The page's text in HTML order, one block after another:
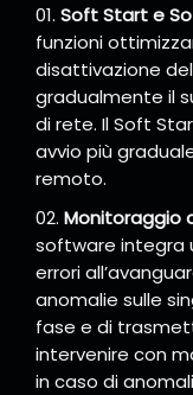
Soft Start e
funzioni
disattivazione
gradualmente il
di rete. Il Soft
avvio più
remoto.
Monitoraggio
software integra
errori
anomalie sulle
fase e di
intervenire con
in caso di